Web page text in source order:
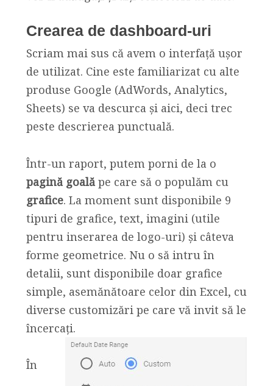
Crearea de dashboard-uri
Scriam mai sus că avem o interfață ușor
de utilizat. Cine este familiarizat cu alte
produse Google (AdWords, Analytics,
Sheets) se va descurca și aici, deci trec
peste descrierea punctuală.
Într-un raport, putem porni de la o
pagină goalăpe care să o populăm cu
grafice. La moment sunt disponibile 9
tipuri de grafice, text, imagini (utile
pentru inserarea de logo-uri) și câteva
forme geometrice. Nu o să intru în
detalii, sunt disponibile doar grafice
simple, asemănătoare celor din Excel, cu
diverse customizări pe care vă invit să le
încercați.
În